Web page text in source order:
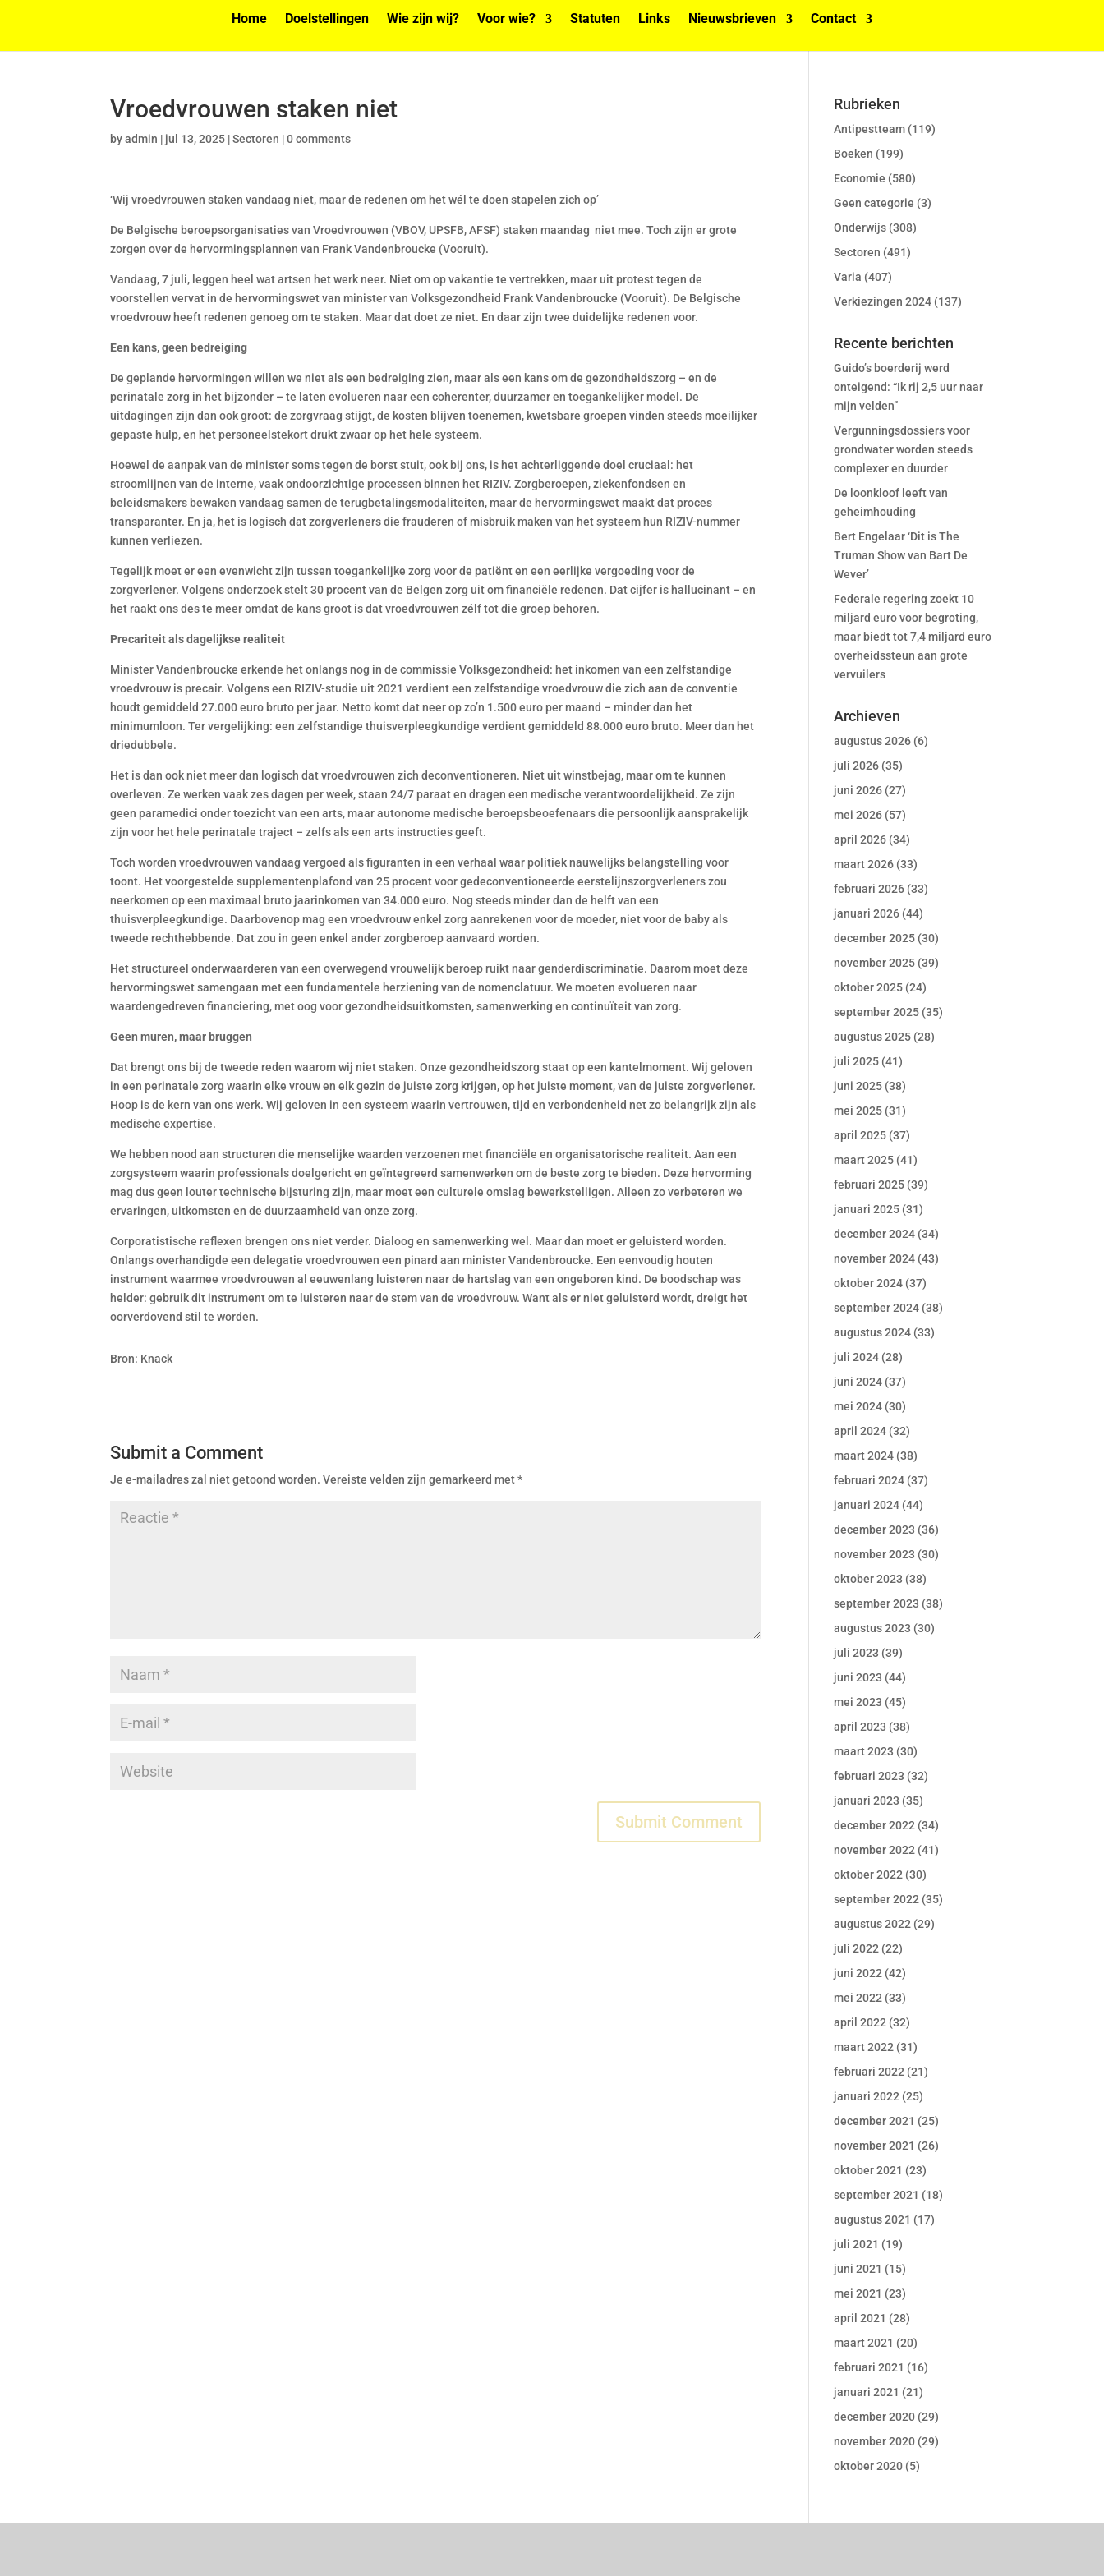
Home Doelstellingen Wie zijn wij? Voor wie? Statuten Links Nieuwsbrieven Contact
Vroedvrouwen staken niet
byadmin | jul 13, 2025 |Sectoren |0 comments
‘Wij vroedvrouwen staken vandaag niet, maar de redenen om het wél te doen stapelen zich op’
De Belgische beroepsorganisaties van Vroedvrouwen (VBOV, UPSFB, AFSF) staken maandag niet mee. Toch zijn er grote
zorgen over de hervormingsplannen van Frank Vandenbroucke (Vooruit).
Vandaag, 7 juli, leggen heel wat artsen het werk neer. Niet om op vakantie te vertrekken, maar uit protest tegen de
voorstellen vervat in de hervormingswet van minister van Volksgezondheid Frank Vandenbroucke (Vooruit). De Belgische
vroedvrouw heeft redenen genoeg om te staken. Maar dat doet ze niet. En daar zijn twee duidelijke redenen voor.
Een kans, geen bedreiging
De geplande hervormingen willen we niet als een bedreiging zien, maar als een kans om de gezondheidszorg – en de
perinatale zorg in het bijzonder – te laten evolueren naar een coherenter, duurzamer en toegankelijker model. De
uitdagingen zijn dan ook groot: de zorgvraag stijgt, de kosten blijven toenemen, kwetsbare groepen vinden steeds moeilijker
gepaste hulp, en het personeelstekort drukt zwaar op het hele systeem.
Hoewel de aanpak van de minister soms tegen de borst stuit, ook bij ons, is het achterliggende doel cruciaal: het
stroomlijnen van de interne, vaak ondoorzichtige processen binnen het RIZIV. Zorgberoepen, ziekenfondsen en
beleidsmakers bewaken vandaag samen de terugbetalingsmodaliteiten, maar de hervormingswet maakt dat proces
transparanter. En ja, het is logisch dat zorgverleners die frauderen of misbruik maken van het systeem hun RIZIV-nummer
kunnen verliezen.
Tegelijk moet er een evenwicht zijn tussen toegankelijke zorg voor de patiënt en een eerlijke vergoeding voor de
zorgverlener. Volgens onderzoek stelt 30 procent van de Belgen zorg uit om financiële redenen. Dat cijfer is hallucinant – en
het raakt ons des te meer omdat de kans groot is dat vroedvrouwen zélf tot die groep behoren.
Precariteit als dagelijkse realiteit
Minister Vandenbroucke erkende het onlangs nog in de commissie Volksgezondheid: het inkomen van een zelfstandige
vroedvrouw is precair. Volgens een RIZIV-studie uit 2021 verdient een zelfstandige vroedvrouw die zich aan de conventie
houdt gemiddeld 27.000 euro bruto per jaar. Netto komt dat neer op zo’n 1.500 euro per maand – minder dan het
minimumloon. Ter vergelijking: een zelfstandige thuisverpleegkundige verdient gemiddeld 88.000 euro bruto. Meer dan het
driedubbele.
Het is dan ook niet meer dan logisch dat vroedvrouwen zich deconventioneren. Niet uit winstbejag, maar om te kunnen
overleven. Ze werken vaak zes dagen per week, staan 24/7 paraat en dragen een medische verantwoordelijkheid. Ze zijn
geen paramedici onder toezicht van een arts, maar autonome medische beroepsbeoefenaars die persoonlijk aansprakelijk
zijn voor het hele perinatale traject – zelfs als een arts instructies geeft.
Toch worden vroedvrouwen vandaag vergoed als figuranten in een verhaal waar politiek nauwelijks belangstelling voor
toont. Het voorgestelde supplementenplafond van 25 procent voor gedeconventioneerde eerstelijnszorgverleners zou
neerkomen op een maximaal bruto jaarinkomen van 34.000 euro. Nog steeds minder dan de helft van een
thuisverpleegkundige. Daarbovenop mag een vroedvrouw enkel zorg aanrekenen voor de moeder, niet voor de baby als
tweede rechthebbende. Dat zou in geen enkel ander zorgberoep aanvaard worden.
Het structureel onderwaarderen van een overwegend vrouwelijk beroep ruikt naar genderdiscriminatie. Daarom moet deze
hervormingswet samengaan met een fundamentele herziening van de nomenclatuur. We moeten evolueren naar
waardengedreven financiering, met oog voor gezondheidsuitkomsten, samenwerking en continuïteit van zorg.
Geen muren, maar bruggen
Dat brengt ons bij de tweede reden waarom wij niet staken. Onze gezondheidszorg staat op een kantelmoment. Wij geloven
in een perinatale zorg waarin elke vrouw en elk gezin de juiste zorg krijgen, op het juiste moment, van de juiste zorgverlener.
Hoop is de kern van ons werk. Wij geloven in een systeem waarin vertrouwen, tijd en verbondenheid net zo belangrijk zijn als
medische expertise.
We hebben nood aan structuren die menselijke waarden verzoenen met financiële en organisatorische realiteit. Aan een
zorgsysteem waarin professionals doelgericht en geïntegreerd samenwerken om de beste zorg te bieden. Deze hervorming
mag dus geen louter technische bijsturing zijn, maar moet een culturele omslag bewerkstelligen. Alleen zo verbeteren we
ervaringen, uitkomsten en de duurzaamheid van onze zorg.
Corporatistische reflexen brengen ons niet verder. Dialoog en samenwerking wel. Maar dan moet er geluisterd worden.
Onlangs overhandigde een delegatie vroedvrouwen een pinard aan minister Vandenbroucke. Een eenvoudig houten
instrument waarmee vroedvrouwen al eeuwenlang luisteren naar de hartslag van een ongeboren kind. De boodschap was
helder: gebruik dit instrument om te luisteren naar de stem van de vroedvrouw. Want als er niet geluisterd wordt, dreigt het
oorverdovend stil te worden.
Bron: Knack
Submit a Comment
Je e-mailadres zal niet getoond worden. Vereiste velden zijn gemarkeerd met*
Rubrieken
Antipestteam (119)
Boeken (199)
Economie (580)
Geen categorie (3)
Onderwijs (308)
Sectoren (491)
Varia (407)
Verkiezingen 2024 (137)
Recente berichten
Guido’s boerderij werd
onteigend: “Ik rij 2,5 uur naar
mijn velden”
Vergunningsdossiers voor
grondwater worden steeds
complexer en duurder
De loonkloof leeft van
geheimhouding
Bert Engelaar ‘Dit is The
Truman Show van Bart De
Wever’
Federale regering zoekt 10
miljard euro voor begroting,
maar biedt tot 7,4 miljard euro
overheidssteun aan grote
vervuilers
Archieven
augustus 2026 (6)
juli 2026 (35)
juni 2026 (27)
mei 2026 (57)
april 2026 (34)
maart 2026 (33)
februari 2026 (33)
januari 2026 (44)
december 2025 (30)
november 2025 (39)
oktober 2025 (24)
september 2025 (35)
augustus 2025 (28)
juli 2025 (41)
juni 2025 (38)
mei 2025 (31)
april 2025 (37)
maart 2025 (41)
februari 2025 (39)
januari 2025 (31)
december 2024 (34)
november 2024 (43)
oktober 2024 (37)
september 2024 (38)
augustus 2024 (33)
juli 2024 (28)
juni 2024 (37)
mei 2024 (30)
april 2024 (32)
maart 2024 (38)
februari 2024 (37)
januari 2024 (44)
december 2023 (36)
november 2023 (30)
oktober 2023 (38)
september 2023 (38)
augustus 2023 (30)
juli 2023 (39)
juni 2023 (44)
mei 2023 (45)
april 2023 (38)
maart 2023 (30)
februari 2023 (32)
januari 2023 (35)
december 2022 (34)
november 2022 (41)
oktober 2022 (30)
september 2022 (35)
augustus 2022 (29)
juli 2022 (22)
juni 2022 (42)
mei 2022 (33)
april 2022 (32)
maart 2022 (31)
februari 2022 (21)
januari 2022 (25)
december 2021 (25)
november 2021 (26)
oktober 2021 (23)
september 2021 (18)
augustus 2021 (17)
juli 2021 (19)
juni 2021 (15)
mei 2021 (23)
april 2021 (28)
maart 2021 (20)
februari 2021 (16)
januari 2021 (21)
december 2020 (29)
november 2020 (29)
oktober 2020 (5)